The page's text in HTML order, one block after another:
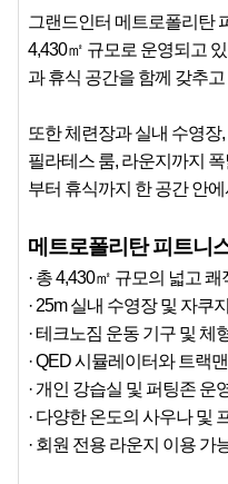
그랜드인터 메트로폴리탄
4,430㎡ 규모로 운영되고
과 휴식 공간을 함께 갖추
또한 체련장과 실내 수영장
필라테스 룸, 라운지까지
부터 휴식까지 한 공간 안
메트로폴리탄 피트니
· 총 4,430㎡ 규모의 넓고
· 25m 실내 수영장 및 자쿠
· 테크노짐 운동 기구 및 체
· QED 시뮬레이터와 트랙
· 개인 강습실 및 퍼팅존 운
· 다양한 온도의 사우나 및
· 회원 전용 라운지 이용 가